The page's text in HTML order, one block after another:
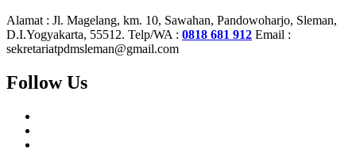
Alamat : Jl. Magelang, km. 10, Sawahan, Pandowoharjo, Sleman,
D.I.Yogyakarta, 55512. Telp/WA : 0818 681 912 Email :
sekretariatpdmsleman@gmail.com
Follow Us